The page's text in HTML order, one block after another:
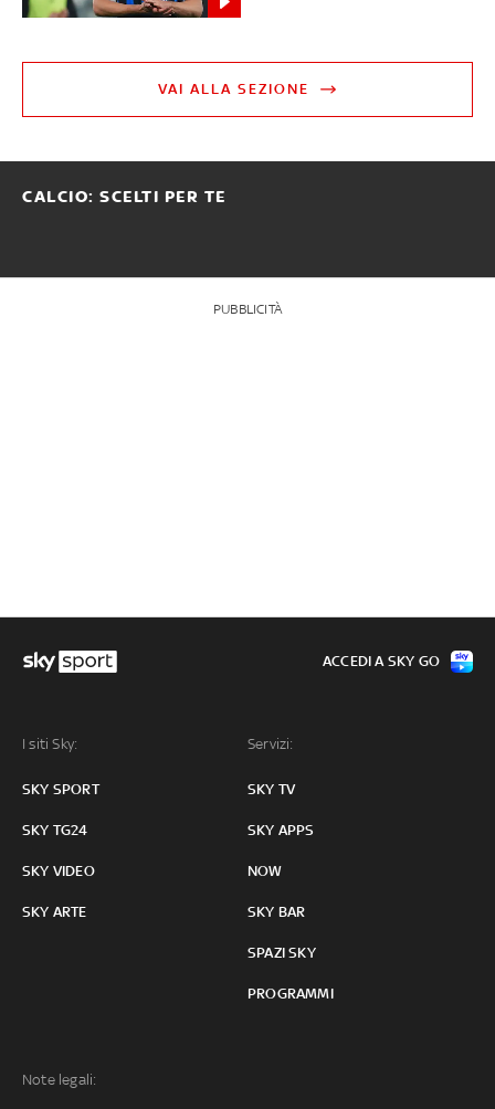
VAI ALLA SEZIONE
CALCIO: SCELTI PER TE
PUBBLICITÀ
I siti Sky:
SKY SPORT
SKY TG24
SKY VIDEO
SKY ARTE
Servizi:
SKY TV
SKY APPS
NOW
SKY BAR
SPAZI SKY
PROGRAMMI
Note legali:
ACCEDI A SKY GO